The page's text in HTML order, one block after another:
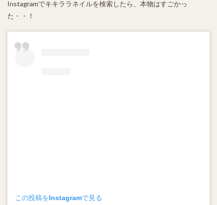
Instagramでキキララネイルを検索したら、本物はすごかっ
た・・！
この投稿をInstagramで見る